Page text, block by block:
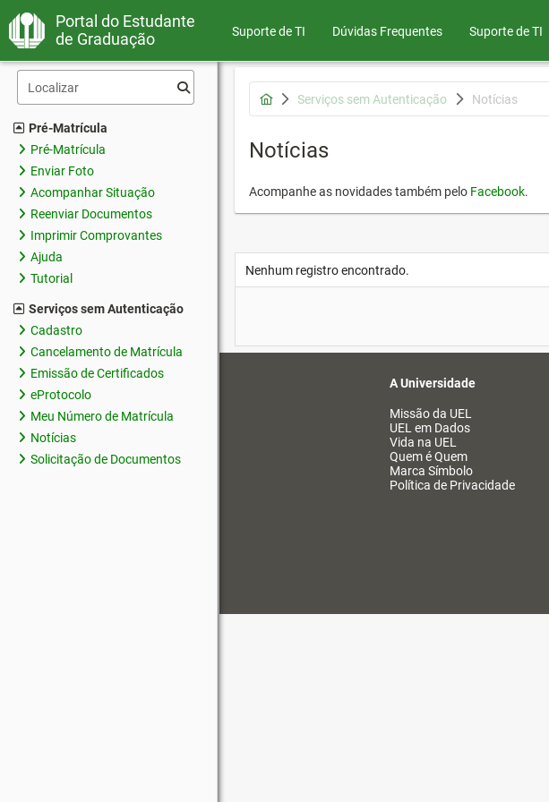
Portal do Estudante
de Graduação
Suporte de TI Dúvidas Frequentes Suporte de TI
Pré-Matrícula
Pré-Matrícula
Enviar Foto
Acompanhar Situação
Reenviar Documentos
Imprimir Comprovantes
Ajuda
Tutorial
Serviços sem Autenticação
Cadastro
Cancelamento de Matrícula
Emissão de Certificados
eProtocolo
Meu Número de Matrícula
Notícias
Solicitação de Documentos
Serviços sem Autenticação Notícias
Notícias
Acompanhe as novidades também pelo Facebook.
Nenhum registro encontrado.
A Universidade
Missão da UEL
UEL em Dados
Vida na UEL
Quem é Quem
Marca Símbolo
Política de Privacidade